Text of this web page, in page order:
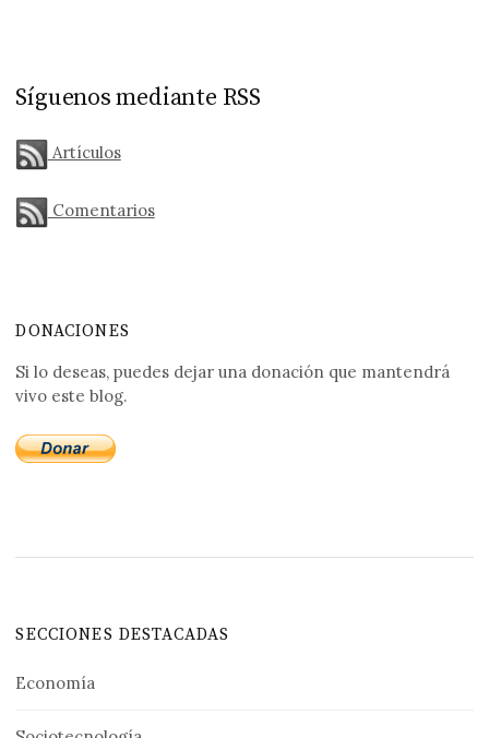
Síguenos mediante RSS
Artículos
Comentarios
DONACIONES
Si lo deseas, puedes dejar una donación que mantendrá
vivo este blog.
SECCIONES DESTACADAS
Economía